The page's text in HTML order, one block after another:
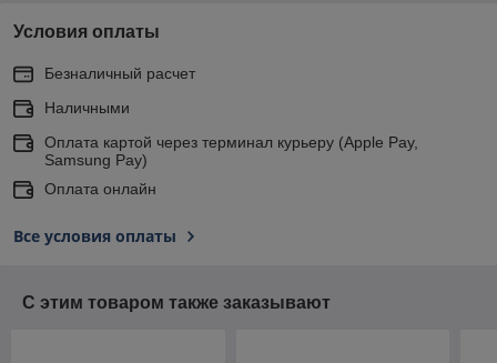
Условия оплаты
Безналичный расчет
Наличными
Оплата картой через терминал курьеру (Apple Pay,
Samsung Pay)
Оплата онлайн
Все условия оплаты
С этим товаром также заказывают